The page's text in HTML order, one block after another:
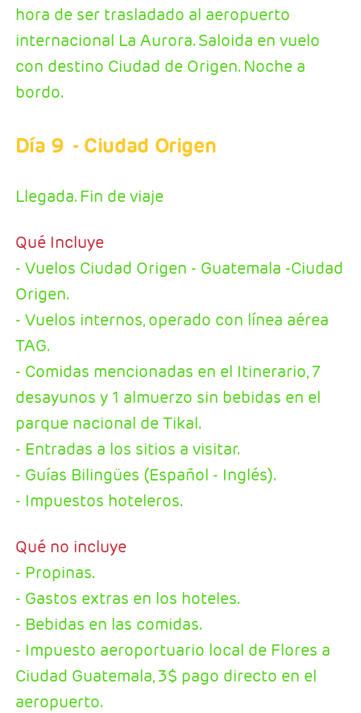
hora de ser trasladado al aeropuerto
internacional La Aurora. Saloida en vuelo
con destino Ciudad de Origen. Noche a
bordo.
Día 9 - Ciudad Origen
Llegada. Fin de viaje
Qué Incluye
- Vuelos Ciudad Origen - Guatemala -Ciudad
Origen.
- Vuelos internos, operado con línea aérea
TAG.
- Comidas mencionadas en el Itinerario, 7
desayunos y 1 almuerzo sin bebidas en el
parque nacional de Tikal.
- Entradas a los sitios a visitar.
- Guías Bilingües (Español - Inglés).
- Impuestos hoteleros.
Qué no incluye
- Propinas.
- Gastos extras en los hoteles.
- Bebidas en las comidas.
- Impuesto aeroportuario local de Flores a
Ciudad Guatemala, 3$ pago directo en el
aeropuerto.